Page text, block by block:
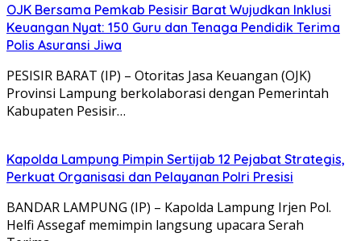
OJK Bersama Pemkab Pesisir Barat Wujudkan Inklusi
Keuangan Nyat: 150 Guru dan Tenaga Pendidik Terima
Polis Asuransi Jiwa
PESISIR BARAT (IP) – Otoritas Jasa Keuangan (OJK)
Provinsi Lampung berkolaborasi dengan Pemerintah
Kabupaten Pesisir…
Kapolda Lampung Pimpin Sertijab 12 Pejabat Strategis,
Perkuat Organisasi dan Pelayanan Polri Presisi
BANDAR LAMPUNG (IP) – Kapolda Lampung Irjen Pol.
Helfi Assegaf memimpin langsung upacara Serah